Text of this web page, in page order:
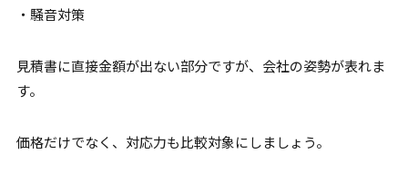
・騒音対策
見積書に直接金額が出ない部分ですが、会社の姿勢が表れま
す。
価格だけでなく、対応力も比較対象にしましょう。